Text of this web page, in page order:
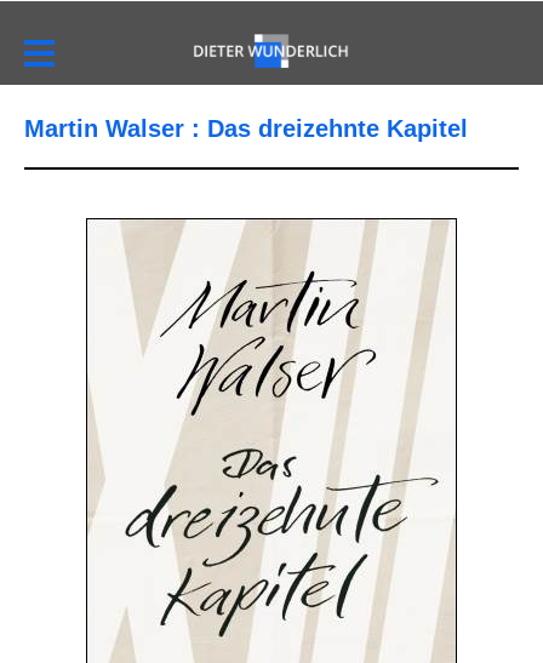
Martin Walser : Das dreizehnte Kapitel